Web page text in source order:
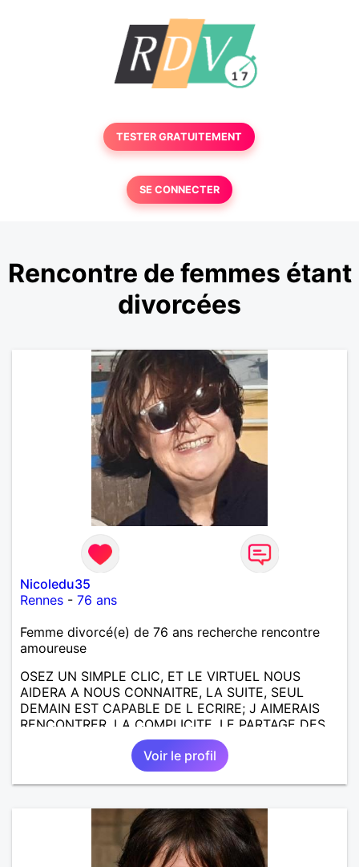
TESTER GRATUITEMENT
SE CONNECTER
Rencontre de femmes étant
divorcées
Nicoledu35
Rennes - 76 ans
Femme divorcé(e) de 76 ans recherche rencontre
amoureuse
OSEZ UN SIMPLE CLIC, ET LE VIRTUEL NOUS
AIDERA A NOUS CONNAITRE, LA SUITE, SEUL
DEMAIN EST CAPABLE DE L ECRIRE; J AIMERAIS
RENCONTRER, LA COMPLICITE, LE PARTAGE DES
BELLES CHOSES DE LA VIE : BALADES, VOYAGES
EN FRANCE OU AILLEURS. ETRE A L ECOUTE DE L
AUTRE, ET LA VIE SERA PLUS BELLE
ENCORE.....................
Voir le profil